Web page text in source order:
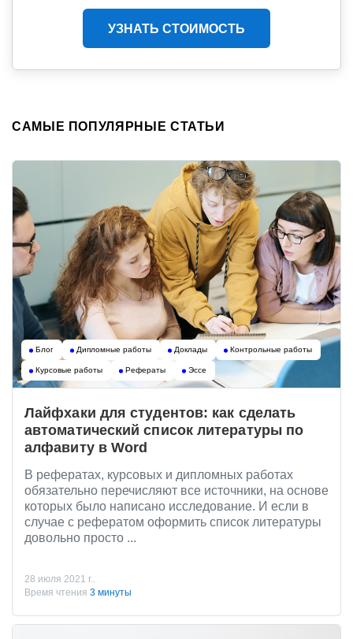
УЗНАТЬ СТОИМОСТЬ
САМЫЕ ПОПУЛЯРНЫЕ СТАТЬИ
Блог Дипломные работы Доклады Контрольные работы
Курсовые работы Рефераты Эссе
Лайфхаки для студентов: как сделать
автоматический список литературы по
алфавиту в Word
В рефератах, курсовых и дипломных работах
обязательно перечисляют все источники, на основе
которых было написано исследование. И если в
случае с рефератом оформить список литературы
довольно просто ...
28 июля 2021 г..
Время чтения 3 минуты